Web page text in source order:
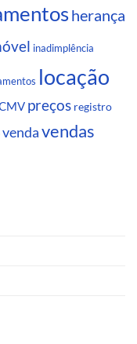
herança
inadimplência
locação
preços registro
vendavendas